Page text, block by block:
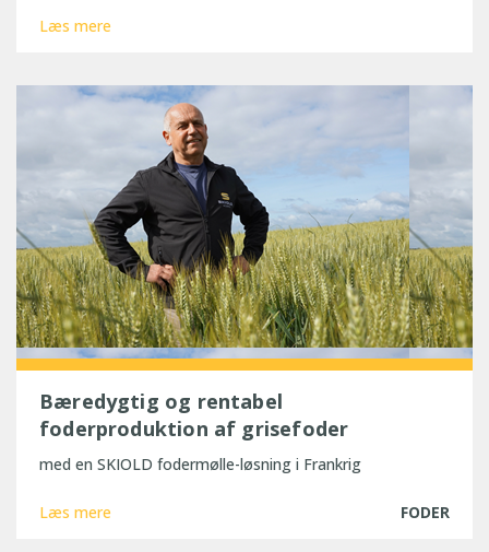
Læs mere
Bæredygtig og rentabel
foderproduktion af grisefoder
med en SKIOLD fodermølle-løsning i Frankrig
Læs mere FODER